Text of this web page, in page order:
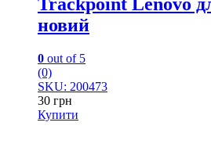
новий
0 out of 5
(0)
SKU: 200473
30 грн
Купити